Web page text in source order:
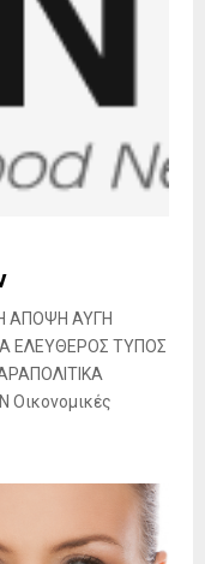
ΑΠΟΨΗ ΑΥΓΗ
ΕΛΕΥΘΕΡΟΣ ΤΥΠΟΣ